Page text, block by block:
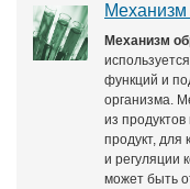
Механизм
Механизм
функций и
организма.
из
продукт, для
и регуляции
может быть